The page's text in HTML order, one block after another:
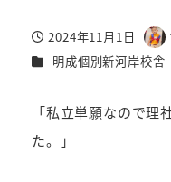
投稿日
2024年11月1日
著
者
カテゴリー
明成個別新河岸校舎
「私立単願なので理
た。」